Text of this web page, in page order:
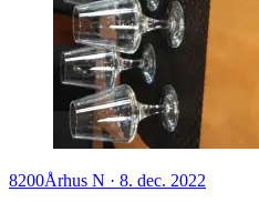
8200Århus N · 8. dec. 2022